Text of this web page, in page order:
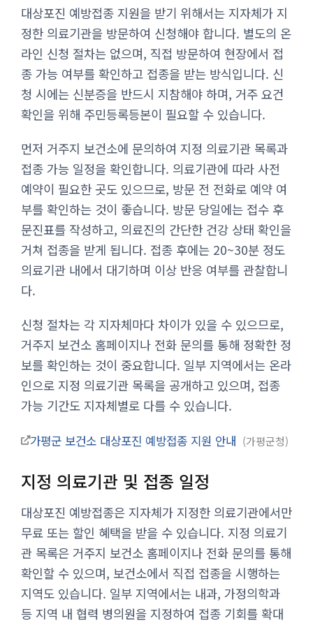
대상포진 예방접종 지원을 받기 위해서는 지자체가 지
정한 의료기관을 방문하여 신청해야 합니다. 별도의 온
라인 신청 절차는 없으며, 직접 방문하여 현장에서 접
종 가능 여부를 확인하고 접종을 받는 방식입니다. 신
청 시에는 신분증을 반드시 지참해야 하며, 거주 요건
확인을 위해 주민등록등본이 필요할 수 있습니다.
먼저 거주지 보건소에 문의하여 지정 의료기관 목록과
접종 가능 일정을 확인합니다. 의료기관에 따라 사전
예약이 필요한 곳도 있으므로, 방문 전 전화로 예약 여
부를 확인하는 것이 좋습니다. 방문 당일에는 접수 후
문진표를 작성하고, 의료진의 간단한 건강 상태 확인을
거쳐 접종을 받게 됩니다. 접종 후에는 20~30분 정도
의료기관 내에서 대기하며 이상 반응 여부를 관찰합니
다.
신청 절차는 각 지자체마다 차이가 있을 수 있으므로,
거주지 보건소 홈페이지나 전화 문의를 통해 정확한 정
보를 확인하는 것이 중요합니다. 일부 지역에서는 온라
인으로 지정 의료기관 목록을 공개하고 있으며, 접종
가능 기간도 지자체별로 다를 수 있습니다.
가평군 보건소 대상포진 예방접종 지원 안내 가평군청
지정 의료기관 및 접종 일정
대상포진 예방접종은 지자체가 지정한 의료기관에서만
무료 또는 할인 혜택을 받을 수 있습니다. 지정 의료기
관 목록은 거주지 보건소 홈페이지나 전화 문의를 통해
확인할 수 있으며, 보건소에서 직접 접종을 시행하는
지역도 있습니다. 일부 지역에서는 내과, 가정의학과
등 지역 내 협력 병의원을 지정하여 접종 기회를 확대